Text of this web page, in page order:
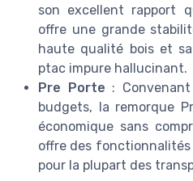
son excellent rapport
offre une grande
haute qualité bois et
ptac impure hallucinant.
Pre Porte :
budgets, la remorque
économique sans
offre des fonctionnalités
pour la plupart des